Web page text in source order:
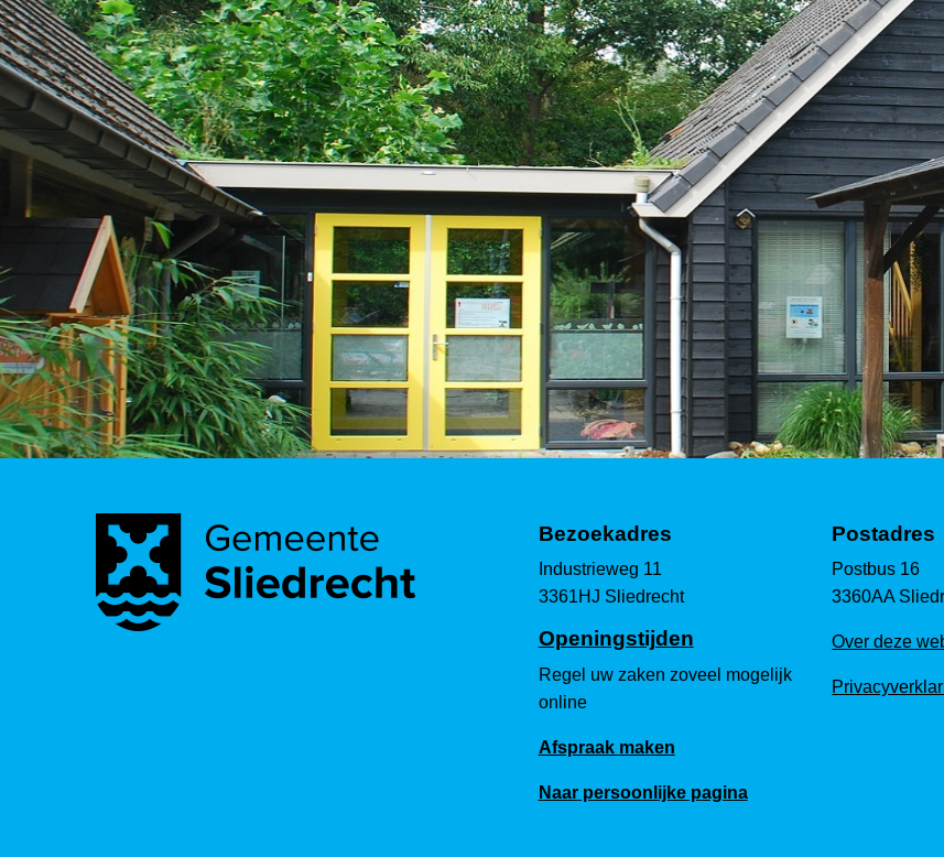
Bezoekadres
Industrieweg 11
3361HJ Sliedrecht
Openingstijden
Regel uw zaken zoveel mogelijk
online
Afspraak maken
Naar persoonlijke pagina
Postadres
Postbus 16
3360AA
Over deze